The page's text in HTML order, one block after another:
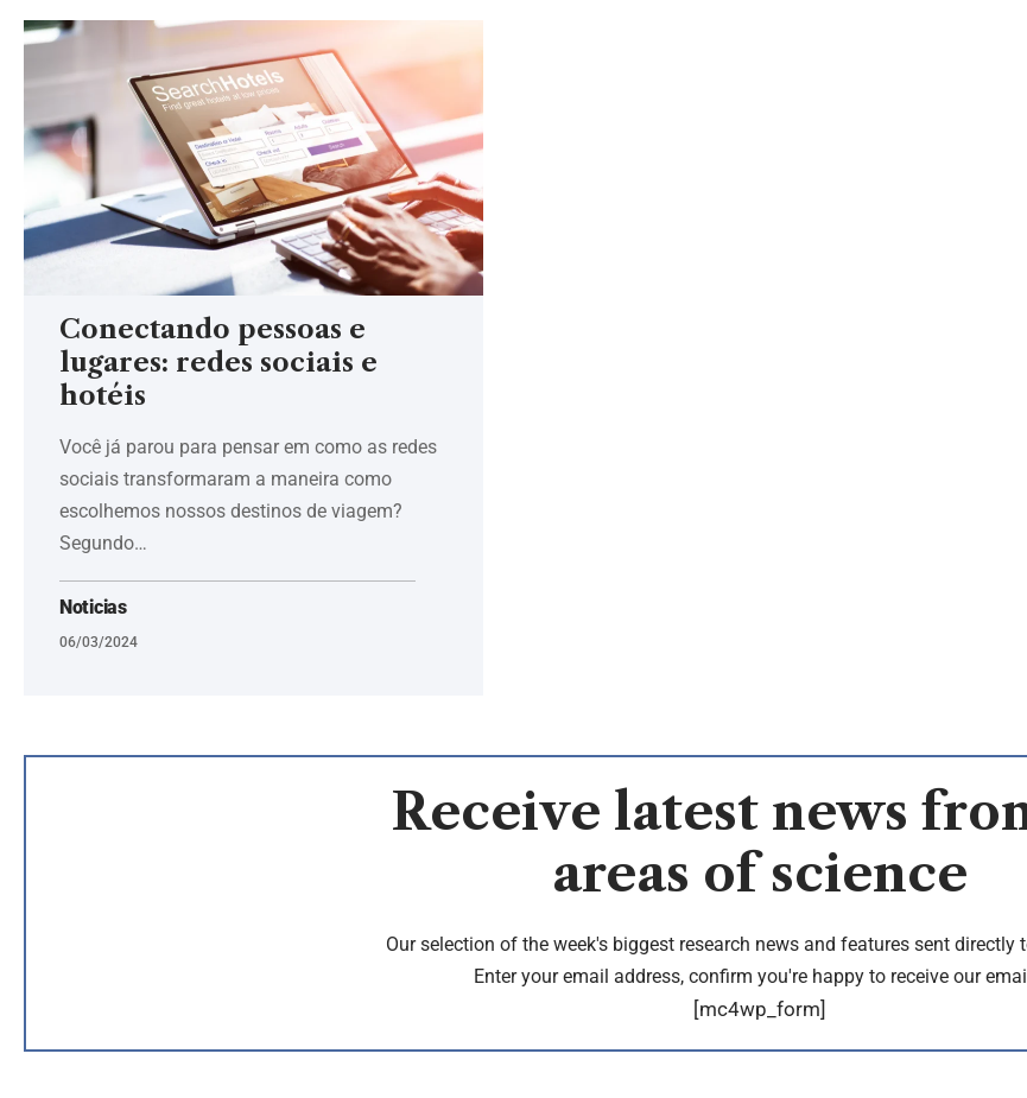
Conectando pessoas e
lugares: redes sociais e
hotéis
Você já parou para pensar em como as redes
sociais transformaram a maneira como
escolhemos nossos destinos de viagem?
Segundo…
Noticias
06/03/2024
Receive latest news
areas of science
Our selection of the week's biggest research news and features sent directly
Enter your email address, confirm you're happy to receive our
[mc4wp_form]